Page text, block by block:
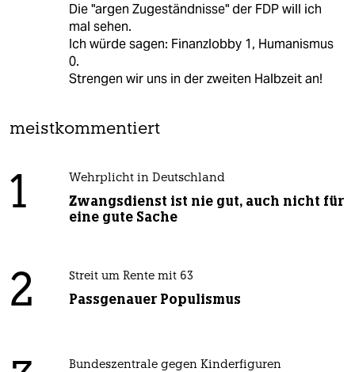
Die "argen Zugeständnisse" der FDP will ich
mal sehen.
Ich würde sagen: Finanzlobby 1, Humanismus
0.
Strengen wir uns in der zweiten Halbzeit an!
meistkommentiert
1 Wehrplicht in Deutschland
Zwangsdienst ist nie gut, auch nicht für
eine gute Sache
2 Streit um Rente mit 63
Passgenauer Populismus
Bundeszentrale gegen Kinderfiguren